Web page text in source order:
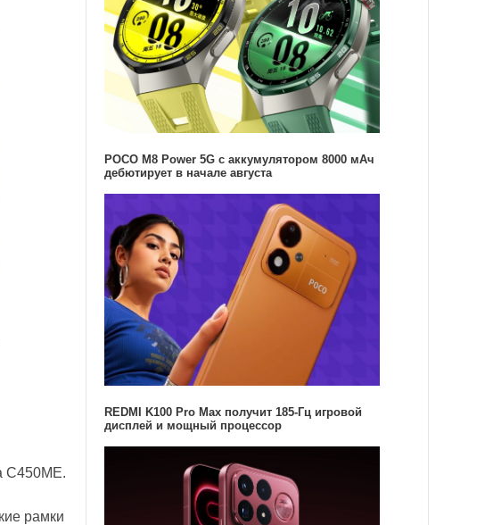
C450ME.
рамки
POCO M8 Power 5G с аккумулятором 8000 мАч
дебютирует в начале августа
REDMI K100 Pro Max получит 185-Гц игровой
дисплей и мощный процессор